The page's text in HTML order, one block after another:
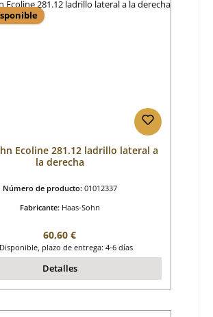
Ecoline 281.12 ladrillo lateral a
la derecha
Número de producto: 01012337
Fabricante: Haas-Sohn
Precio normal:
60,60 €
Disponible, plazo de entrega: 4-6 días
Detalles